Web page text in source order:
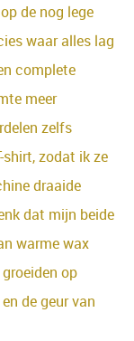
de nog lege
waar alles lag
complete
meer
zelfs
zodat ik ze
draaide
dat mijn beide
warme wax
op
de geur van